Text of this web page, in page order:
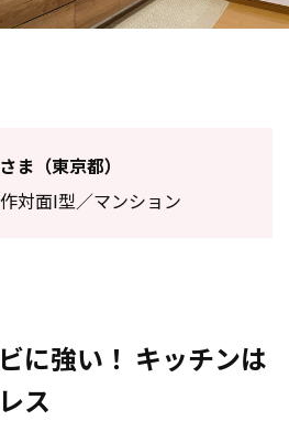
ま（東京都）
対面I型／マンション
に強い！ キッチンは
ス